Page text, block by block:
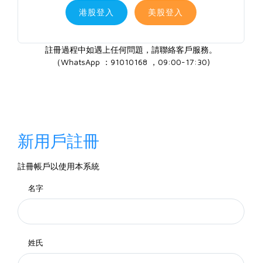
港股登入 美股登入
註冊過程中如遇上任何問題，請聯絡客戶服務。
（WhatsApp ：91010168 ，09:00-17:30)
新用戶註冊
註冊帳戶以使用本系統
名字
姓氏